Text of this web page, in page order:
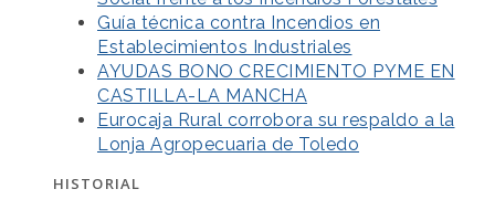
Guía técnica contra Incendios en
Establecimientos Industriales
AYUDAS BONO CRECIMIENTO PYME EN
CASTILLA-LA MANCHA
Eurocaja Rural corrobora su respaldo a la
Lonja Agropecuaria de Toledo
HISTORIAL